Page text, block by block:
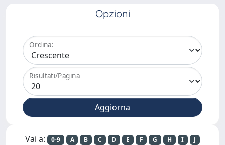
Opzioni
Ordina:
Risultati/Pagina
Vai a: 0-9 A B C D E F G H I
J